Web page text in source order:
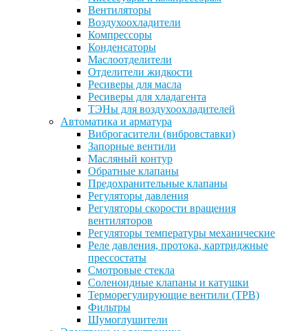
Вентиляторы
Воздухоохладители
Компрессоры
Конденсаторы
Маслоотделители
Отделители жидкости
Ресиверы для масла
Ресиверы для хладагента
ТЭНы для воздухоохладителей
Автоматика и арматура
Виброгасители (вибровставки)
Запорные вентили
Масляный контур
Обратные клапаны
Предохранительные клапаны
Регуляторы давления
Регуляторы скорости вращения
вентиляторов
Регуляторы температуры механические
Реле давления, протока, картриджные
прессостаты
Смотровые стекла
Соленоидные клапаны и катушки
Терморегулирующие вентили (ТРВ)
Фильтры
Шумоглушители